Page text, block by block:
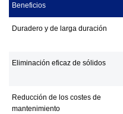
Beneficios
Duradero y de larga duración
Eliminación eficaz de sólidos
Reducción de los costes de
mantenimiento